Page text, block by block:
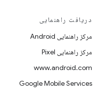
دریافت راهنمایی
مرکز راهنمایی Android
مرکز راهنمایی Pixel
www.android.com
Google Mobile Services